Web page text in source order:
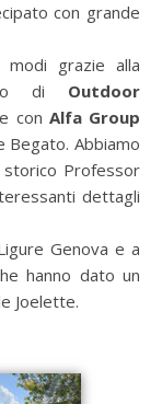
con grande
grazie alla
di Outdoor
con Alfa Group
Begato. Abbiamo
Professor
dettagli
Genova e a
hanno dato un
Joelette.